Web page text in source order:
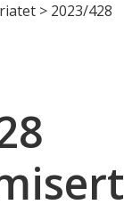
> 2023/428